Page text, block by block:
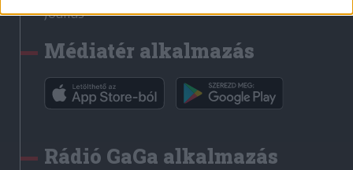
Jóállás
Médiatér alkalmazás
Rádió GaGa alkalmazás